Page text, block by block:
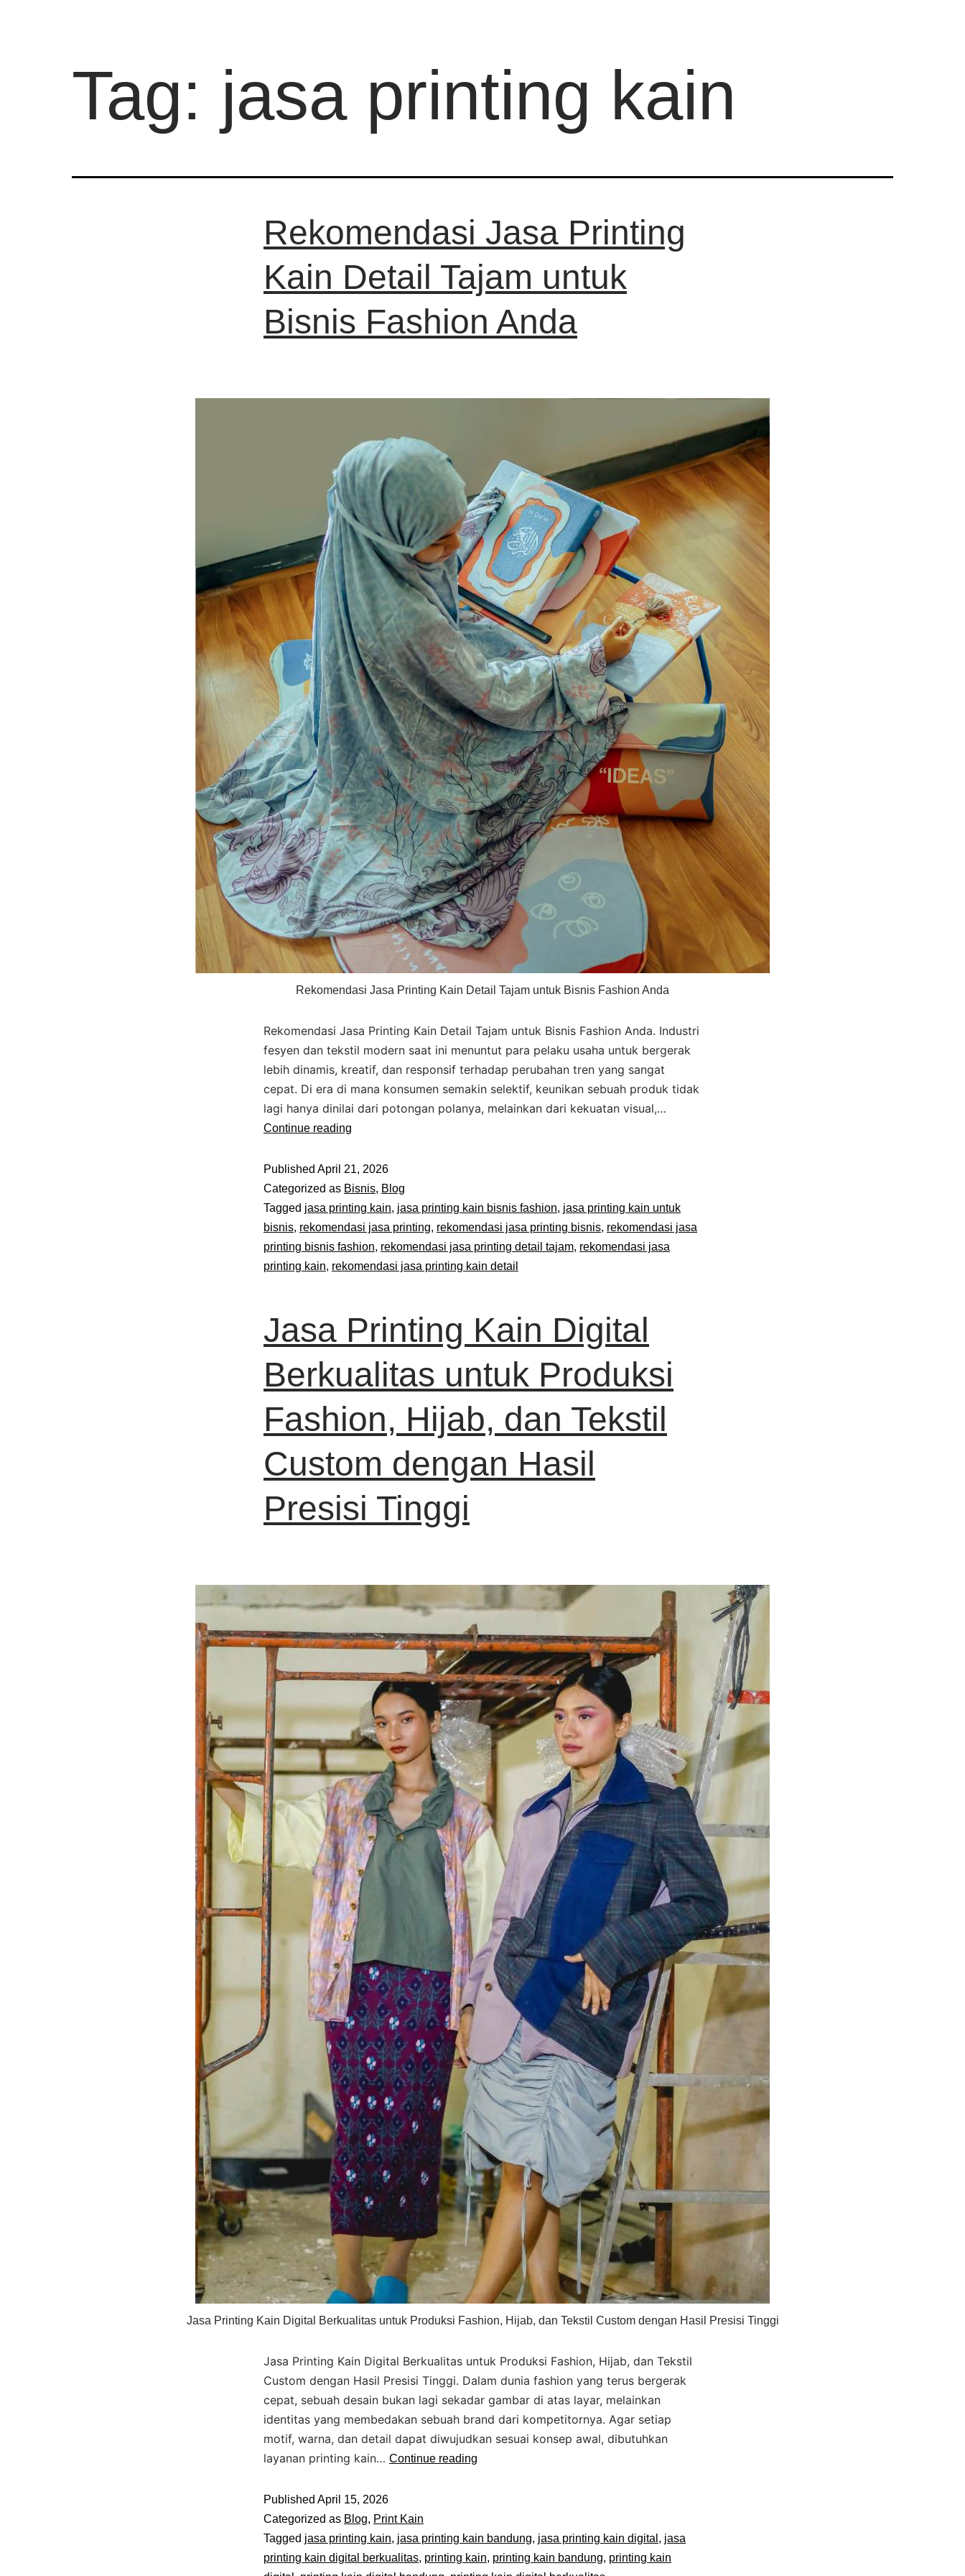
Tag: jasa printing kain
Rekomendasi Jasa Printing
Kain Detail Tajam untuk
Bisnis Fashion Anda
Rekomendasi Jasa Printing Kain Detail Tajam untuk Bisnis Fashion Anda
Rekomendasi Jasa Printing Kain Detail Tajam untuk Bisnis Fashion Anda. Industri
fesyen dan tekstil modern saat ini menuntut para pelaku usaha untuk bergerak
lebih dinamis, kreatif, dan responsif terhadap perubahan tren yang sangat
cepat. Di era di mana konsumen semakin selektif, keunikan sebuah produk tidak
lagi hanya dinilai dari potongan polanya, melainkan dari kekuatan visual,…
Continue reading
Published April 21, 2026
Categorized as Bisnis, Blog
Tagged jasa printing kain, jasa printing kain bisnis fashion, jasa printing kain untuk
bisnis, rekomendasi jasa printing, rekomendasi jasa printing bisnis, rekomendasi jasa
printing bisnis fashion, rekomendasi jasa printing detail tajam, rekomendasi jasa
printing kain, rekomendasi jasa printing kain detail
Jasa Printing Kain Digital
Berkualitas untuk Produksi
Fashion, Hijab, dan Tekstil
Custom dengan Hasil
Presisi Tinggi
Jasa Printing Kain Digital Berkualitas untuk Produksi Fashion, Hijab, dan Tekstil Custom dengan Hasil Presisi Tinggi
Jasa Printing Kain Digital Berkualitas untuk Produksi Fashion, Hijab, dan Tekstil
Custom dengan Hasil Presisi Tinggi. Dalam dunia fashion yang terus bergerak
cepat, sebuah desain bukan lagi sekadar gambar di atas layar, melainkan
identitas yang membedakan sebuah brand dari kompetitornya. Agar setiap
motif, warna, dan detail dapat diwujudkan sesuai konsep awal, dibutuhkan
layanan printing kain… Continue reading
Published April 15, 2026
Categorized as Blog, Print Kain
Tagged jasa printing kain, jasa printing kain bandung, jasa printing kain digital , jasa
printing kain digital berkualitas, printing kain, printing kain bandung, printing kain